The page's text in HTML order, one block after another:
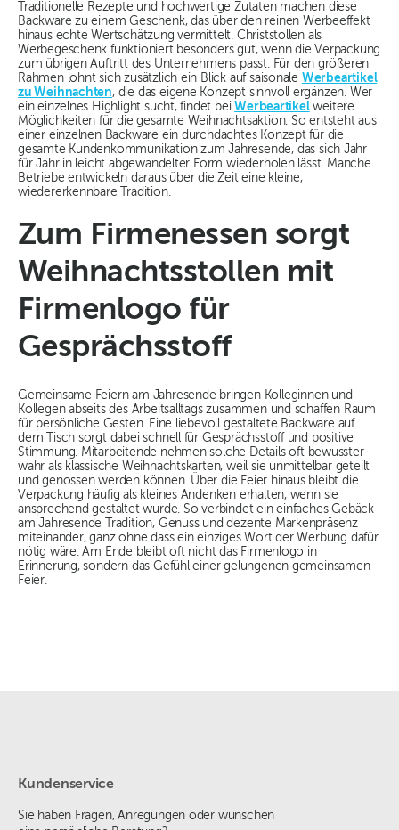
Traditionelle Rezepte und hochwertige Zutaten machen diese
Backware zu einem Geschenk, das über den reinen Werbeeffekt
hinaus echte Wertschätzung vermittelt. Christstollen als
Werbegeschenk funktioniert besonders gut, wenn die Verpackung
zum übrigen Auftritt des Unternehmens passt. Für den größeren
Rahmen lohnt sich zusätzlich ein Blick auf saisonale Werbeartikel
zu Weihnachten, die das eigene Konzept sinnvoll ergänzen. Wer
ein einzelnes Highlight sucht, findet bei Werbeartikelweitere
Möglichkeiten für die gesamte Weihnachtsaktion. So entsteht aus
einer einzelnen Backware ein durchdachtes Konzept für die
gesamte Kundenkommunikation zum Jahresende, das sich Jahr
für Jahr in leicht abgewandelter Form wiederholen lässt. Manche
Betriebe entwickeln daraus über die Zeit eine kleine,
wiedererkennbare Tradition.
Zum Firmenessen sorgt
Weihnachtsstollen mit
Firmenlogo für
Gesprächsstoff
Gemeinsame Feiern am Jahresende bringen Kolleginnen und
Kollegen abseits des Arbeitsalltags zusammen und schaffen Raum
für persönliche Gesten. Eine liebevoll gestaltete Backware auf
dem Tisch sorgt dabei schnell für Gesprächsstoff und positive
Stimmung. Mitarbeitende nehmen solche Details oft bewusster
wahr als klassische Weihnachtskarten, weil sie unmittelbar geteilt
und genossen werden können. Über die Feier hinaus bleibt die
Verpackung häufig als kleines Andenken erhalten, wenn sie
ansprechend gestaltet wurde. So verbindet ein einfaches Gebäck
am Jahresende Tradition, Genuss und dezente Markenpräsenz
miteinander, ganz ohne dass ein einziges Wort der Werbung dafür
nötig wäre. Am Ende bleibt oft nicht das Firmenlogo in
Erinnerung, sondern das Gefühl einer gelungenen gemeinsamen
Feier.
Kundenservice
Sie haben Fragen, Anregungen oder wünschen